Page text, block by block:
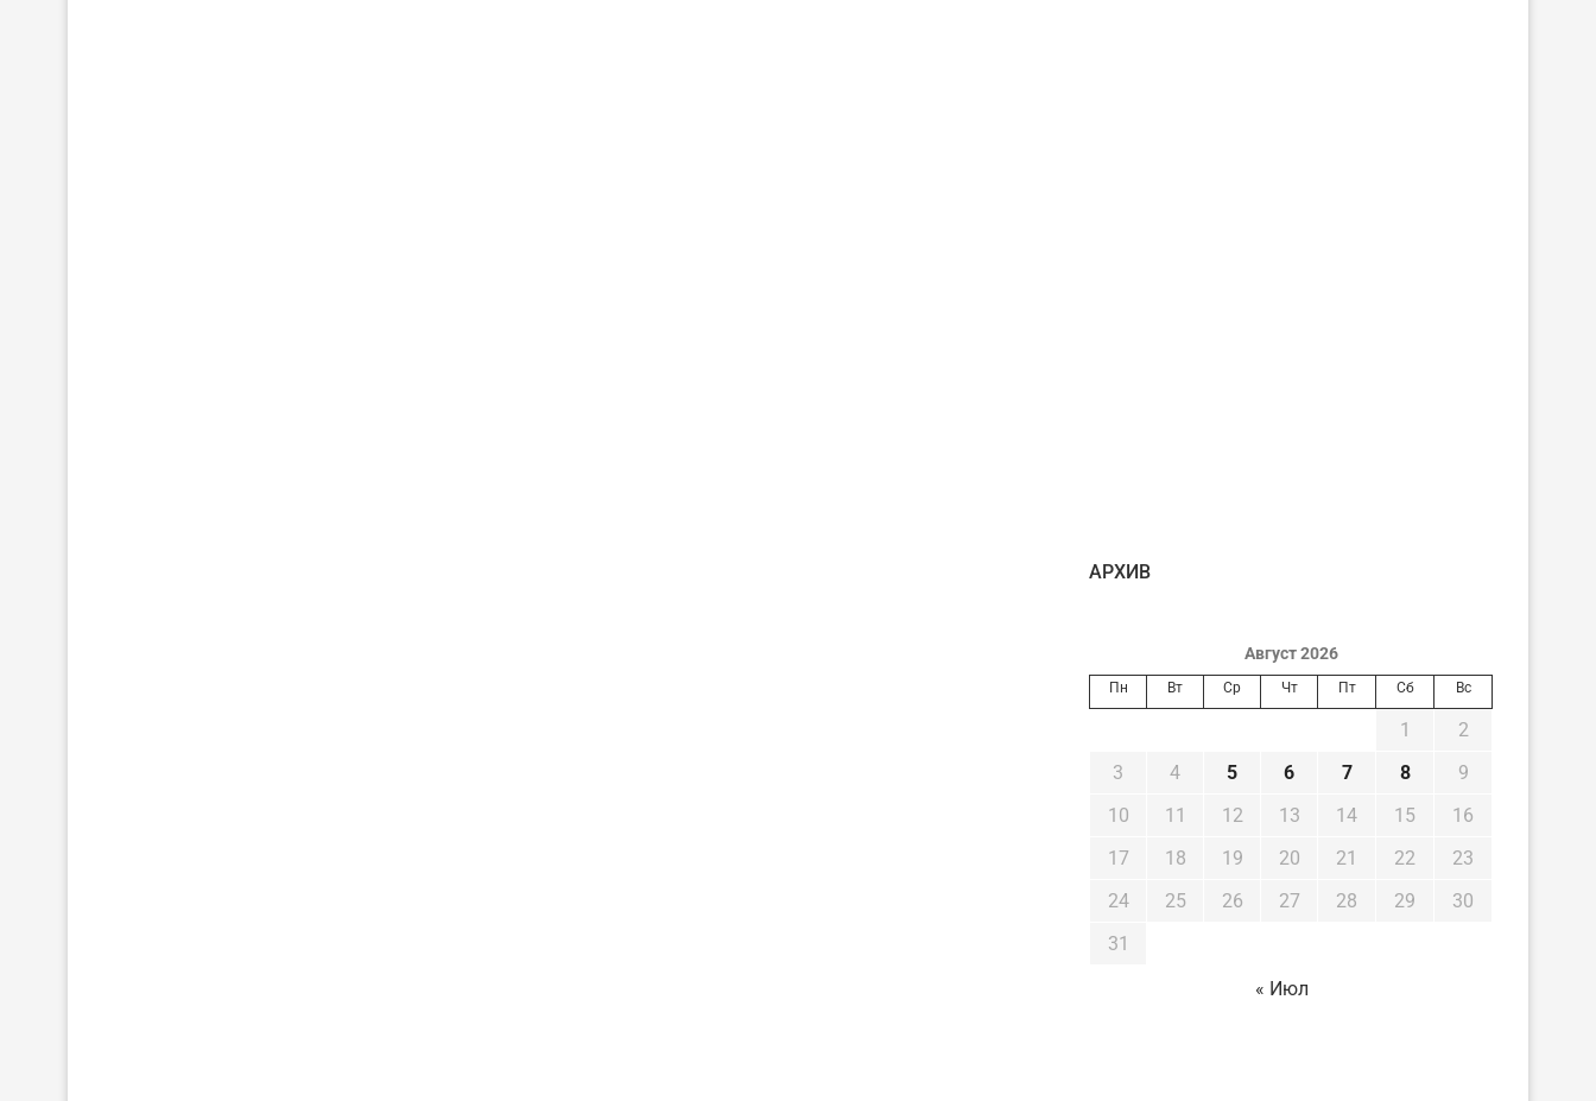
AРХИВ
Август 2026
Пн Вт Ср Чт Пт Сб Вс
1
2
3
4 5 6 7 8
9
10
11 12 13 14 15
16
17
18 19 20 21 22
23
24
25 26 27 28 29
30
31
« Июл